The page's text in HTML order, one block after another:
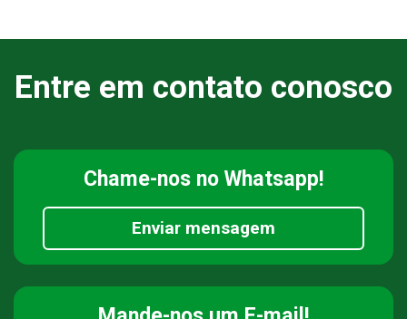
Entre em contato conosco
Chame-nos no Whatsapp!
Enviar mensagem